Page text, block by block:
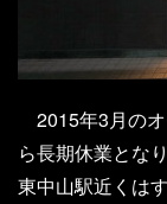
2015年3月の
ら長期休業とな
東中山駅近くは